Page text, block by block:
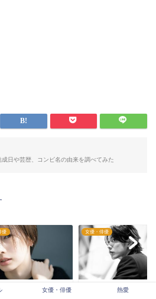
日や芸歴、コンビ名の由来を調べてみた
優
子のショートヘア
女優・俳優
佐藤健のLINEは既
女優・俳優 熱愛